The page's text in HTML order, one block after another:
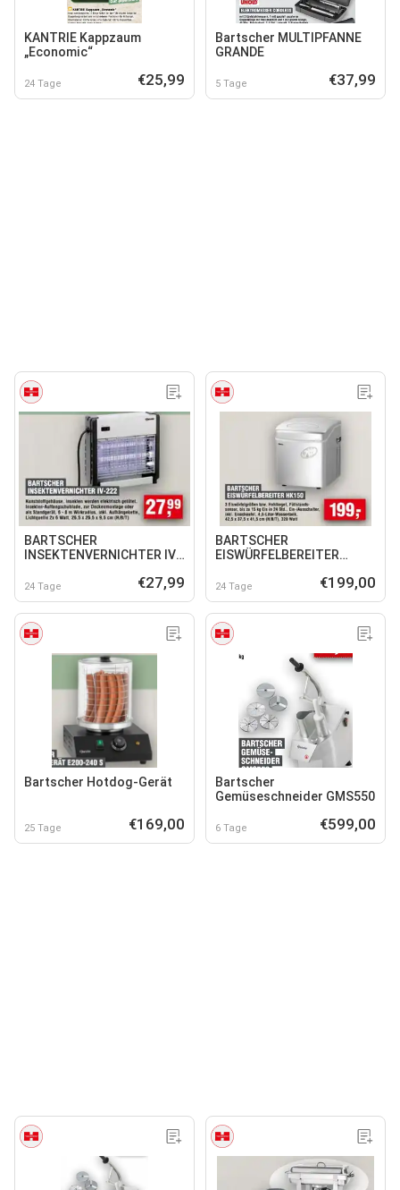
KANTRIE Kappzaum
„Economic“
24 Tage €25,99
Bartscher MULTIPFANNE
GRANDE
5 Tage €37,99
BARTSCHER
INSEKTENVERNICHTER IV-
24 Tage €27,99
BARTSCHER
EISWÜRFELBEREITER
24 Tage €199,00
Bartscher Hotdog-Gerät
25 Tage €169,00
Bartscher
Gemüseschneider GMS550
6 Tage €599,00